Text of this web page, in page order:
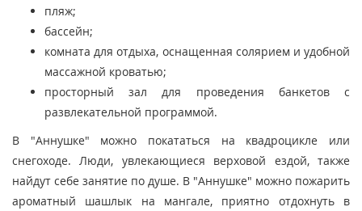
пляж;
бассейн;
комната для отдыха, оснащенная солярием и удобной
массажной кроватью;
просторный зал для проведения банкетов с
развлекательной программой.
В "Аннушке" можно покататься на квадроцикле или
снегоходе. Люди, увлекающиеся верховой ездой, также
найдут себе занятие по душе. В "Аннушке" можно пожарить
ароматный шашлык на мангале, приятно отдохнуть в